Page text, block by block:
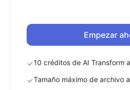
Empezar
10 créditos de AI Transform
Tamaño máximo de archivo